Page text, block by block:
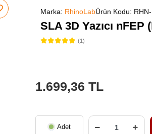
Marka: RhinoLabÜrün Kodu:
SLA 3D Yazıcı nFEP
(1)
1.699,36 TL
Adet